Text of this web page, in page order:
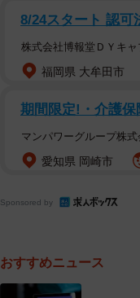
8/24スタート 認可
株式会社博報堂ＤＹキャ
福岡県 大牟田市
期間限定!・介護
マンパワーグループ株式
愛知県 岡崎市
Sponsored by
おすすめニュース